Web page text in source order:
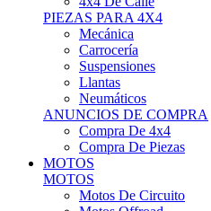
PIEZAS PARA 4X4
Mecánica
Carrocería
Suspensiones
Llantas
Neumáticos
ANUNCIOS DE COMPRA
Compra De 4x4
Compra De Piezas
MOTOS
MOTOS
Motos De Circuito